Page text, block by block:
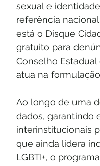
sexual e
referência
está o Disque
gratuito para
Conselho
atua na
Ao longo de uma
dados, garantindo
interinstitucionais
que ainda lidera
LGBTI+, o